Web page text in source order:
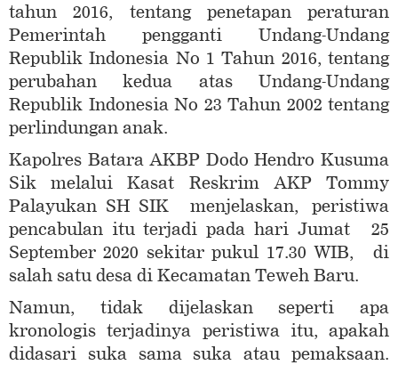
tahun 2016, tentang penetapan peraturan
Pemerintah pengganti Undang-Undang
Republik Indonesia No 1 Tahun 2016, tentang
perubahan kedua atas Undang-Undang
Republik Indonesia No 23 Tahun 2002 tentang
perlindungan anak.
Kapolres Batara AKBP Dodo Hendro Kusuma
Sik melalui Kasat Reskrim AKP Tommy
Palayukan SH SIK menjelaskan, peristiwa
pencabulan itu terjadi pada hari Jumat 25
September 2020 sekitar pukul 17.30 WIB, di
salah satu desa di Kecamatan Teweh Baru.
Namun, tidak dijelaskan seperti apa
kronologis terjadinya peristiwa itu, apakah
didasari suka sama suka atau pemaksaan.